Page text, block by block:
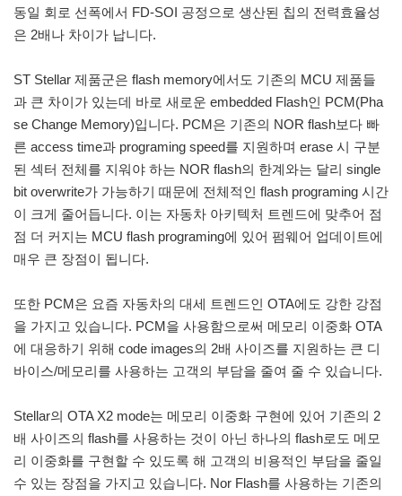
동일 회로 선폭에서 FD-SOI 공정으로 생산된 칩의 전력효율성
은 2배나 차이가 납니다.
ST Stellar 제품군은 flash memory에서도 기존의 MCU 제품들
과 큰 차이가 있는데 바로 새로운 embedded Flash인 PCM(Pha
se Change Memory)입니다. PCM은 기존의 NOR flash보다 빠
른 access time과 programing speed를 지원하며 erase 시 구분
된 섹터 전체를 지워야 하는 NOR flash의 한계와는 달리 single
bit overwrite가 가능하기 때문에 전체적인 flash programing 시간
이 크게 줄어듭니다. 이는 자동차 아키텍처 트렌드에 맞추어 점
점 더 커지는 MCU flash programing에 있어 펌웨어 업데이트에
매우 큰 장점이 됩니다.
또한 PCM은 요즘 자동차의 대세 트렌드인 OTA에도 강한 강점
을 가지고 있습니다. PCM을 사용함으로써 메모리 이중화 OTA
에 대응하기 위해 code images의 2배 사이즈를 지원하는 큰 디
바이스/메모리를 사용하는 고객의 부담을 줄여 줄 수 있습니다.
Stellar의 OTA X2 mode는 메모리 이중화 구현에 있어 기존의 2
배 사이즈의 flash를 사용하는 것이 아닌 하나의 flash로도 메모
리 이중화를 구현할 수 있도록 해 고객의 비용적인 부담을 줄일
수 있는 장점을 가지고 있습니다. Nor Flash를 사용하는 기존의